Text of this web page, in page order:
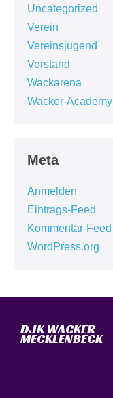
Uncategorized
Verein
Vereinsjugend
Vorstand
Wackarena
Wacker-Academy
Meta
Anmelden
Eintrags-Feed
Kommentar-Feed
WordPress.org
DJK WACKER
MECKLENBECK